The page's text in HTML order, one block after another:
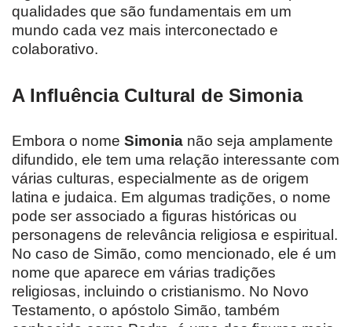
qualidades que são fundamentais em um
mundo cada vez mais interconectado e
colaborativo.
A Influência Cultural de Simonia
Embora o nome Simonia não seja amplamente
difundido, ele tem uma relação interessante com
várias culturas, especialmente as de origem
latina e judaica. Em algumas tradições, o nome
pode ser associado a figuras históricas ou
personagens de relevância religiosa e espiritual.
No caso de Simão, como mencionado, ele é um
nome que aparece em várias tradições
religiosas, incluindo o cristianismo. No Novo
Testamento, o apóstolo Simão, também